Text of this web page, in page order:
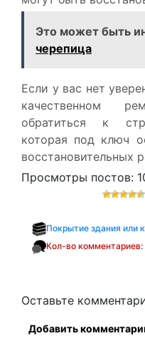
Это может быть
черепица
Если у вас нет
качественном
обратиться к
которая под ключ
восстановительных
Просмотры постов:
Покрытие здания или
Кол-во комментариев:
Оставьте
Добавить